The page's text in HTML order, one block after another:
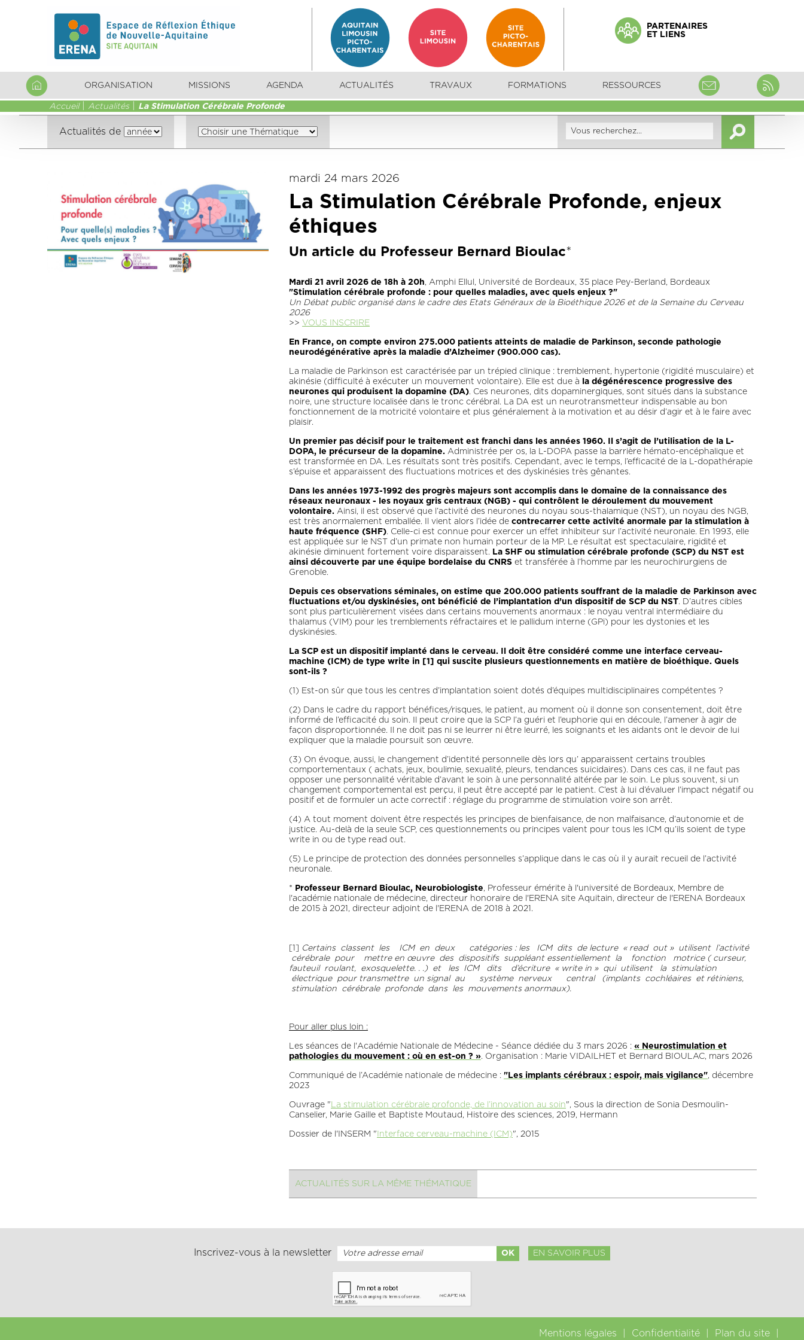
PARTENAIRES
ET LIENS
ORGANISATION MISSIONS AGENDA ACTUALITÉS TRAVAUX FORMATIONS RESSOURCES
Accueil Actualités La Stimulation Cérébrale Profonde
Actualités de
mardi 24 mars 2026
La Stimulation Cérébrale Profonde, enjeux
éthiques
Un article du Professeur Bernard Bioulac*
Mardi 21 avril 2026 de 18h à 20h, Amphi Ellul, Université de Bordeaux, 35 place Pey-Berland, Bordeaux
"Stimulation cérébrale profonde : pour quelles maladies, avec quels enjeux ?"
Un Débat public organisé dans le cadre des Etats Généraux de la Bioéthique 2026 et de la Semaine du Cerveau
2026
>> VOUS INSCRIRE
En France, on compte environ 275.000 patients atteints de maladie de Parkinson, seconde pathologie
neurodégénérative après la maladie d’Alzheimer (900.000 cas).
La maladie de Parkinson est caractérisée par un trépied clinique : tremblement, hypertonie (rigidité musculaire) et
akinésie (difficulté à exécuter un mouvement volontaire). Elle est due à
la dégénérescence progressive des
neurones qui produisent la dopamine (DA). Ces neurones, dits dopaminergiques, sont situés dans la substance
noire, une structure localisée dans le tronc cérébral. La DA est un neurotransmetteur indispensable au bon
fonctionnement de la motricité volontaire et plus généralement à la motivation et au désir d’agir et à le faire avec
plaisir.
Un premier pas décisif pour le traitement est franchi dans les années 1960. Il s’agit de l’utilisation de la L-
DOPA, le précurseur de la dopamine. Administrée per os, la L-DOPA passe la barrière hémato-encéphalique et
est transformée en DA. Les résultats sont très positifs. Cependant, avec le temps, l’efficacité de la L-dopathérapie
s’épuise et apparaissent des fluctuations motrices et des dyskinésies très gênantes.
Dans les années 1973-1992 des progrès majeurs sont accomplis dans le domaine de la connaissance des
réseaux neuronaux - les noyaux gris centraux (NGB) - qui contrôlent le déroulement du mouvement
volontaire. Ainsi, il est observé que l’activité des neurones du noyau sous-thalamique (NST), un noyau des NGB,
est très anormalement emballée. Il vient alors l’idée de contrecarrer cette activité anormale par la stimulation à
haute fréquence (SHF). Celle-ci est connue pour exercer un effet inhibiteur sur l’activité neuronale. En 1993, elle
est appliquée sur le NST d’un primate non humain porteur de la MP. Le résultat est spectaculaire, rigidité et
akinésie diminuent fortement voire disparaissent. La SHF ou stimulation cérébrale profonde (SCP) du NST est
ainsi découverte par une équipe bordelaise du CNRS et transférée à l’homme par les neurochirurgiens de
Grenoble.
Depuis ces observations séminales, on estime que 200.000 patients souffrant de la maladie de Parkinson avec
fluctuations et/ou dyskinésies, ont bénéficié de l’implantation d’un dispositif de SCP du NST. D’autres cibles
sont plus particulièrement visées dans certains mouvements anormaux : le noyau ventral intermédiaire du
thalamus (VIM) pour les tremblements réfractaires et le pallidum interne (GPi) pour les dystonies et les
dyskinésies.
La SCP est un dispositif implanté dans le cerveau. Il doit être considéré comme une interface cerveau-
machine (ICM) de type write in [1] qui suscite plusieurs questionnements en matière de bioéthique. Quels
sont-ils ?
(1) Est-on sûr que tous les centres d’implantation soient dotés d’équipes multidisciplinaires compétentes ?
(2) Dans le cadre du rapport bénéfices/risques, le patient, au moment où il donne son consentement, doit être
informé de l’efficacité du soin. Il peut croire que la SCP l’a guéri et l’euphorie qui en découle, l’amener à agir de
façon disproportionnée. Il ne doit pas ni se leurrer ni être leurré, les soignants et les aidants ont le devoir de lui
expliquer que la maladie poursuit son œuvre.
(3) On évoque, aussi, le changement d’identité personnelle dès lors qu’ apparaissent certains troubles
comportementaux ( achats, jeux, boulimie, sexualité, pleurs, tendances suicidaires). Dans ces cas, il ne faut pas
opposer une personnalité véritable d’avant le soin à une personnalité altérée par le soin. Le plus souvent, si un
changement comportemental est perçu, il peut être accepté par le patient. C’est à lui d’évaluer l’impact négatif ou
positif et de formuler un acte correctif : réglage du programme de stimulation voire son arrêt.
(4) A tout moment doivent être respectés les principes de bienfaisance, de non malfaisance, d’autonomie et de
justice. Au-delà de la seule SCP, ces questionnements ou principes valent pour tous les ICM qu’ils soient de type
write in ou de type read out.
(5) Le principe de protection des données personnelles s’applique dans le cas où il y aurait recueil de l’activité
neuronale.
* Professeur Bernard Bioulac, Neurobiologiste, Professeur émérite à l'université de Bordeaux, Membre de
l'académie nationale de médecine, directeur honoraire de l'ERENA site Aquitain, directeur de l'ERENA Bordeaux
de 2015 à 2021, directeur adjoint de l'ERENA de 2018 à 2021.
[1]
Certains classent les ICM en deux catégories : les ICM dits de lecture « read out » utilisent l’activité
cérébrale pour mettre en œuvre des dispositifs suppléant essentiellement la fonction motrice ( curseur,
fauteuil roulant, exosquelette. . .) et les ICM dits d’écriture « write in » qui utilisent la stimulation
électrique pour transmettre un signal au système nerveux central (implants cochléaires et rétiniens,
stimulation cérébrale profonde dans les mouvements anormaux).
Pour aller plus loin :
Les séances de l'Académie Nationale de Médecine - Séance dédiée du 3 mars 2026 : « Neurostimulation et
pathologies du mouvement : où en est-on ? ». Organisation : Marie VIDAILHET et Bernard BIOULAC, mars 2026
Communiqué de l’Académie nationale de médecine : "Les implants cérébraux : espoir, mais vigilance", décembre
2023
Ouvrage " La stimulation cérébrale profonde, de l’innovation au soin", Sous la direction de Sonia Desmoulin-
Canselier, Marie Gaille et Baptiste Moutaud, Histoire des sciences, 2019, Hermann
Dossier de l'INSERM " Interface cerveau-machine (ICM)", 2015
ACTUALITÉS SUR LA MÊME THÉMATIQUE
Inscrivez-vous à la newsletter EN SAVOIR PLUS
Mentions légales Confidentialité Plan du site